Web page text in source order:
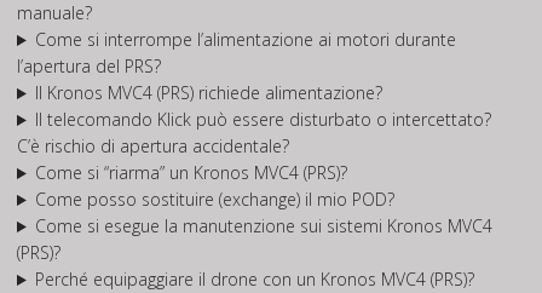
manuale?
Come si interrompe l’alimentazione ai motori durante
l’apertura del PRS?
Il Kronos MVC4 (PRS) richiede alimentazione?
Il telecomando Klick può essere disturbato o intercettato?
C’è rischio di apertura accidentale?
Come si “riarma” un Kronos MVC4 (PRS)?
Come posso sostituire (exchange) il mio POD?
Come si esegue la manutenzione sui sistemi Kronos MVC4
(PRS)?
Perché equipaggiare il drone con un Kronos MVC4 (PRS)?